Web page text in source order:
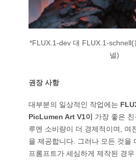
*FLUX.1-dev 대 FLUX.1-
넬)
권장 사항
대부분의 일상적인 작업에는
PicLumen Art V1이
가장 좋은 친
루멘 소비량이 더 경제적이며, 여
을 제공합니다. 그러나 모든 것을
프롬프트가 세심하게 제작된 경